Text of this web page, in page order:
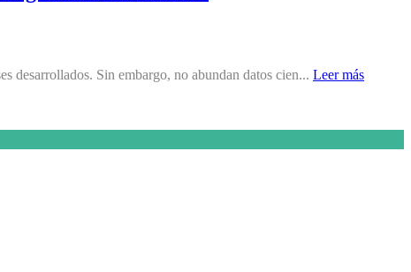
desarrollados. Sin embargo, no abundan datos cien... Leer más